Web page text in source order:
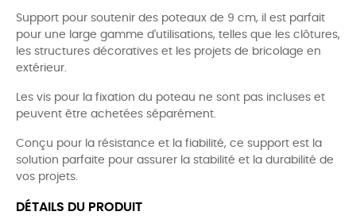
Support pour soutenir des poteaux de 9 cm, il est parfait
pour une large gamme d'utilisations, telles que les clôtures,
les structures décoratives et les projets de bricolage en
extérieur.
Les vis pour la fixation du poteau ne sont pas incluses et
peuvent être achetées séparément.
Conçu pour la résistance et la fiabilité, ce support est la
solution parfaite pour assurer la stabilité et la durabilité de
vos projets.
DÉTAILS DU PRODUIT